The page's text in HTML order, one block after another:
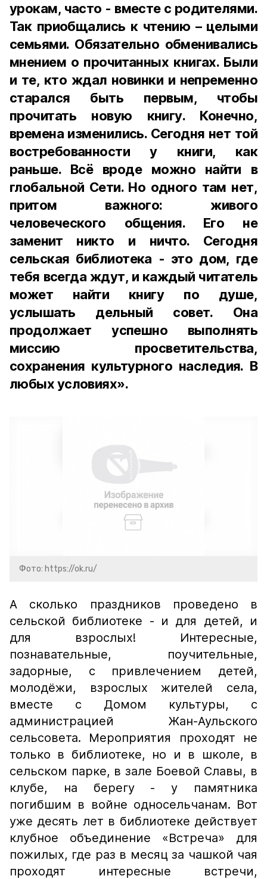
урокам, часто - вместе с родителями.
Так приобщались к чтению – целыми
семьями. Обязательно обменивались
мнением о прочитанных книгах. Были
и те, кто ждал новинки и непременно
старался быть первым, чтобы
прочитать новую книгу. Конечно,
времена изменились. Сегодня нет той
востребованности у книги, как
раньше. Всё вроде можно найти в
глобальной Сети. Но одного там нет,
притом важного: живого
человеческого общения. Его не
заменит никто и ничто. Сегодня
сельская библиотека - это дом, где
тебя всегда ждут, и каждый читатель
может найти книгу по душе,
услышать дельный совет. Она
продолжает успешно выполнять
миссию просветительства,
сохранения культурного наследия. В
любых условиях».
Фото: https://ok.ru/
А сколько праздников проведено в
сельской библиотеке - и для детей, и
для взрослых! Интересные,
познавательные, поучительные,
задорные, с привлечением детей,
молодёжи, взрослых жителей села,
вместе с Домом культуры, с
администрацией Жан-Аульского
сельсовета. Мероприятия проходят не
только в библиотеке, но и в школе, в
сельском парке, в зале Боевой Славы, в
клубе, на берегу - у памятника
погибшим в войне односельчанам. Вот
уже десять лет в библиотеке действует
клубное объединение «Встреча» для
пожилых, где раз в месяц за чашкой чая
проходят интересные встречи,